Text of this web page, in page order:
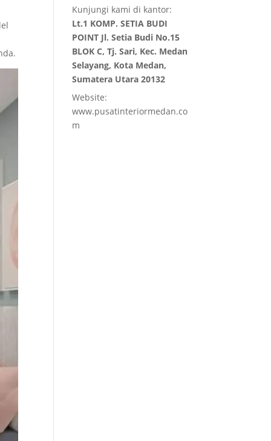
Kunjungi kami di kantor:
Lt.1 KOMP. SETIA BUDI
POINT Jl. Setia Budi No.15
BLOK C, Tj. Sari, Kec. Medan
Selayang, Kota Medan,
Sumatera Utara 20132
Website:
www.pusatinteriormedan.co
m